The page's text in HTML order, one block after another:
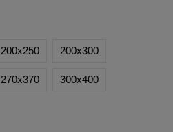
200x250 200x300
270x370 300x400